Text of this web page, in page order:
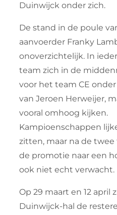
Duinwijck onder zich.
De stand in de poule
aanvoerder Franky
onoverzichtelijk. In
team zich in de
voor het team CE
van Jeroen Herweijer,
vooral omhoog kijken.
Kampioenschappen
zitten, maar na de twee
de promotie naar een
ook niet echt verwacht.
Op 29 maart en 12 april
Duinwijck-hal de